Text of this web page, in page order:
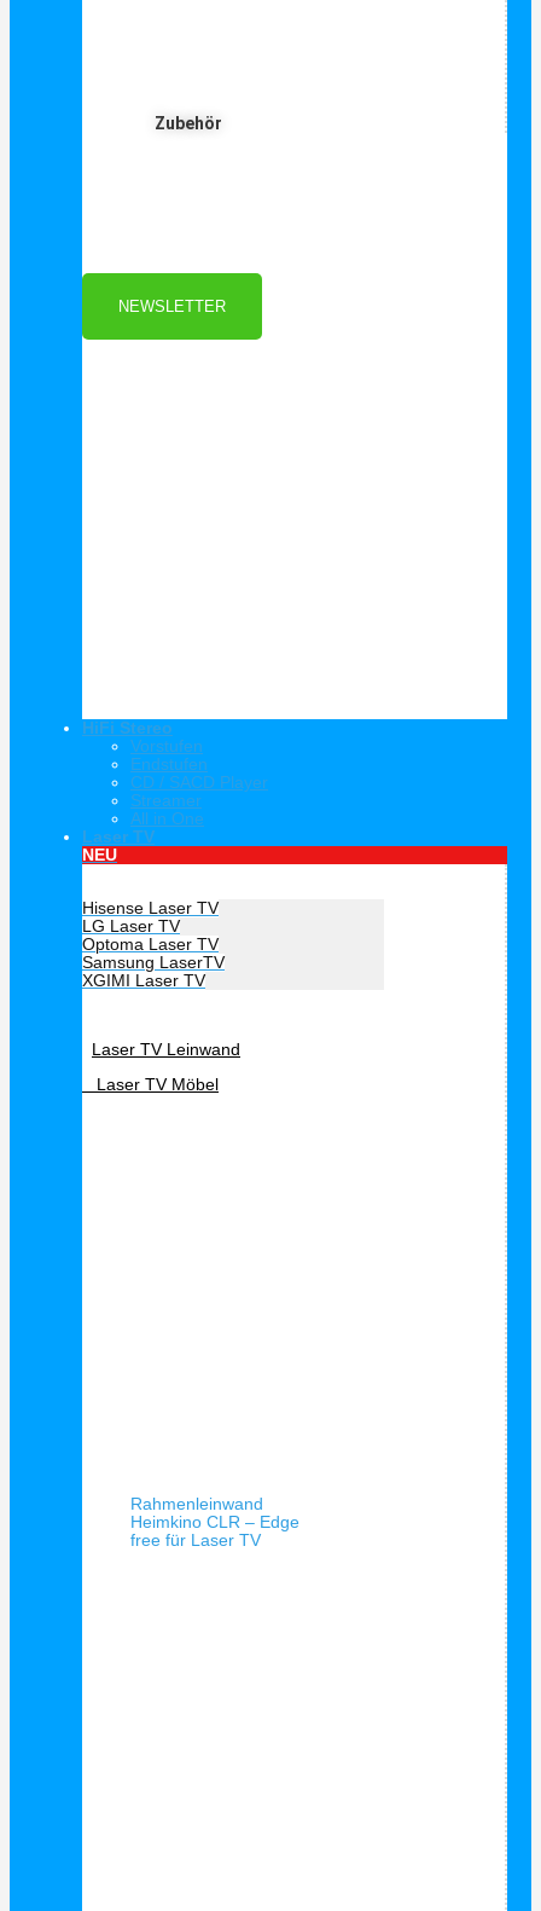
Zubehör
Als Danke schön für Ihre Anmeldung
NEWSLETTER
HiFi Stereo
Vorstufen
Endstufen
CD / SACD Player
Streamer
All in One
Laser TV
NEU
Hisense Laser TV
LG Laser TV
Optoma Laser TV
Samsung LaserTV
XGIMI Laser TV
Laser TV Leinwand
Laser TV Möbel
Rahmenleinwand
Heimkino CLR – Edge
free für Laser TV